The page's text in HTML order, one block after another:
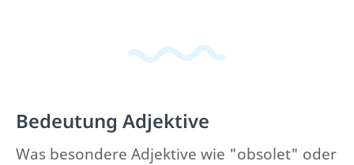
Bedeutung Adjektive
Was besondere Adjektive wie "obsolet" oder